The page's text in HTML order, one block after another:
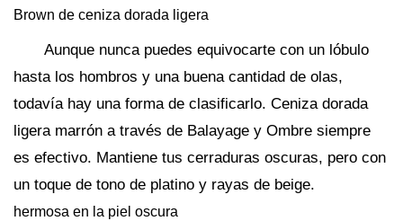
Brown de ceniza dorada ligera
Aunque nunca puedes equivocarte con un lóbulo
hasta los hombros y una buena cantidad de olas,
todavía hay una forma de clasificarlo. Ceniza dorada
ligera marrón a través de Balayage y Ombre siempre
es efectivo. Mantiene tus cerraduras oscuras, pero con
un toque de tono de platino y rayas de beige.
hermosa en la piel oscura